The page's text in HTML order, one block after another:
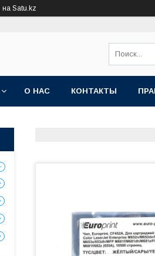
на Satu.kz
О НАС КОНТАКТЫ